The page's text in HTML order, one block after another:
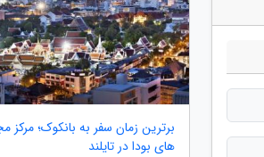
برترین زمان سفر به بانکوک؛ مرکز
های بودا در تایلند